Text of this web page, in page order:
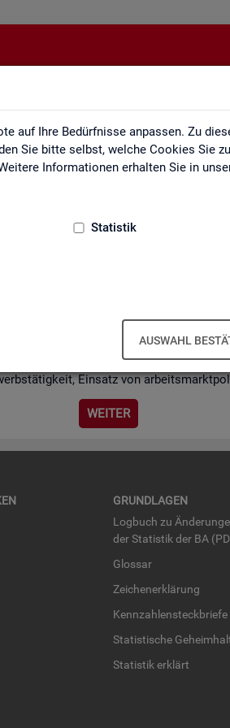
auf Ihre Bedürfnisse anpassen. Zu
Sie bitte selbst, welche Cookies Sie
Informationen erhalten Sie in
Statistik
AUSWAHL
Monatsbericht
Mo­nats­be­richt
am Ar­beits- und Aus­bil­dungs­markt in
Ein­satz von
WEI­TER
GRUND­LA­GEN
Log­buch zu
der Sta­tis­tik der BA
Glos­sar
Zei­chen­er­klä­rung
Kenn­zah­len­steck­brie­fe
Sta­tis­ti­sche
Sta­tis­tik er­klärt